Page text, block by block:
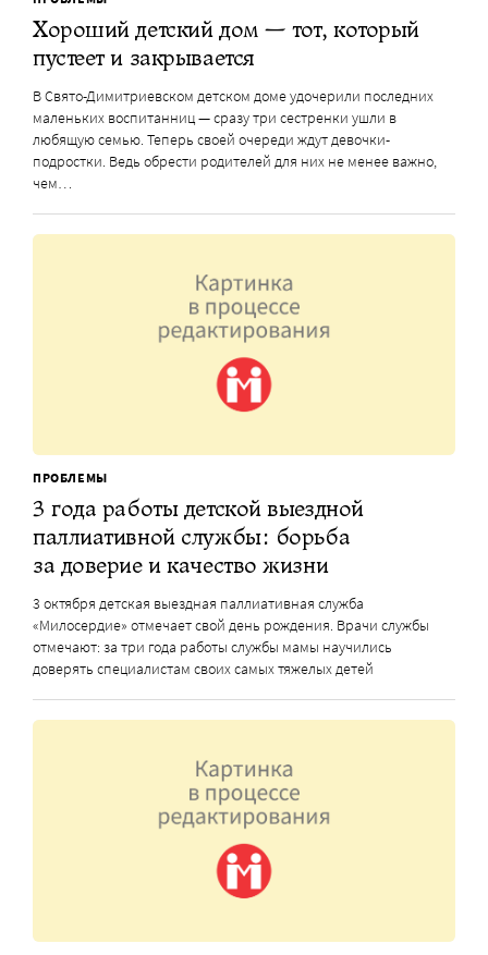
Хороший детский дом — тот, который
пустеет и закрывается
В Свято-Димитриевском детском доме удочерили последних
маленьких воспитанниц — сразу три сестренки ушли в
любящую семью. Теперь своей очереди ждут девочки-
подростки. Ведь обрести родителей для них не менее важно,
чем…
ПРОБЛЕМЫ
3 года работы детской выездной
паллиативной службы: борьба
за доверие и качество жизни
3 октября детская выездная паллиативная служба
«Милосердие» отмечает свой день рождения. Врачи службы
отмечают: за три года работы службы мамы научились
доверять специалистам своих самых тяжелых детей